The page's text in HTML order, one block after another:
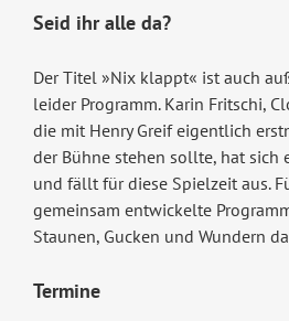
Seid ihr alle da?
Der Titel »Nix klappt« ist auch
leider Programm. Karin Fritschi,
die mit Henry Greif eigentlich
der Bühne stehen sollte, hat sich
und fällt für diese Spielzeit aus.
gemeinsam entwickelte
Staunen, Gucken und Wundern
Termine